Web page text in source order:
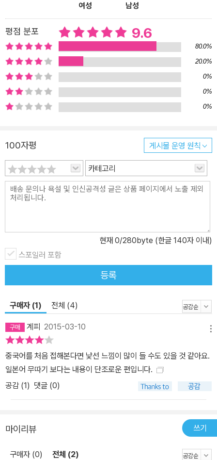
습할 수 있습니다. 책 순서대로 따라오기만 해도 500문장이 머릿속
에 콕 박힙니다! ※ 이 책은 2009년에 출간된 《중국어 무작정 따라하
기 mp3 CD판》의 개정판입니다. 중국어를 처음 시작하는 학습자의
레벨에 맞게 《Try again! 소리와 그림으로 다시 시작하는 중국어》
내용을 바탕으로 발음 부분을 추가하였고, 단계별 구성을 체계적으로
재정비하였습니다. ★ 이 책의 특징 1. 한자, 문법을 몰라도 중국어가
된다! 엄마가 아이에게 말을 가르칠 때 무엇부터 시작할까요? 글자?
문법? 아니죠. 알아 듣건, 못 알아 듣건 엄마, 아빠, 맘마, 쭈쭈 등 쉴
새 없이 말을 들려줍니다. 그러면 어느 사이엔가 그 말을 흉내 내어 따
이가 엄마에게 모국어를 배우듯이 ‘듣고, 말하고, 읽고, 쓰는’ 순서로
배우는 것, 이것이 바로 송재복 선생님이 말하는 ‘소리 학습법’입니다.
중국어를 배우는 이유가 회화에 있다면 글자는 잠시 미뤄두고 귀부터
열어보세요. 이 책은 회화의 기본이 되는 듣기와 말하기 중심의 책입
니다. 듣고 따라 하다보면 귀가 트이고 입이 트이는 놀라운 경험을 하
음’이라는 말이 붙은 책을 펼쳐보면 초급 책이 맞나 의심이 들 정도의
학습량에 놀라게 됩니다. 시작부터 긴 회화문과 골치 아픈 문법, 복잡
한 한자에 맞닥뜨리면 ‘역시 중국어는 어렵다’라고 쉽게 결론 내리게
되지요. 중국어가 어려운 게 아니라 문제는 나의 레벨에 맞는 책을 찾
자가 중국어를 쉽게 접근할 수 있게 차근차근 단계를 밟아가며 배울
의 특징인 듣기와 말하기에 집중할 수 있도록 꾸몄습니다. 또한 글자
에 대한 부담을 덜고자 한자는 복습단계에서만 제시했습니다. 부담은
줄이고 효과는 배가 되는 진짜 첫걸음 책입니다. 3. 복습까지 완벽하
게 책임진다! 책에는 학습 내용만, 복습은 알아서? <중국어 첫걸음
무작정 따라하기>는 핵심 문장들만 익히고 끝이 아니라, 마지막 마당
에서 앞서 배운 내용들을 복습하고 한 단계 업그레이드 할 수 있도록
0개의 핵심 표현이 입에서 술술 나오는 것은 물론 다양한 응용까지
파일 등 다양한 학습 자료를 제공하여 최적의 학습 시스템을 구현한
여성
남성
평점 분포 9.6
80.0%
20.0%
0%
0%
0%
100자평 게시물 운영 원칙
카테고리
현재 0/280byte (한글 140자 이내)
스포일러 포함
등록
구매자 (1) 전체 (4)
계피 2015-03-10
중국어를 처음 접해본다면 낯선 느낌이 많이 들 수도 있을 것 같아요.
일본어 무따기 보다는 내용이 단조로운 편입니다.
공감 (1) 댓글 (0)
마이리뷰 쓰기
구매자 (0) 전체 (2)